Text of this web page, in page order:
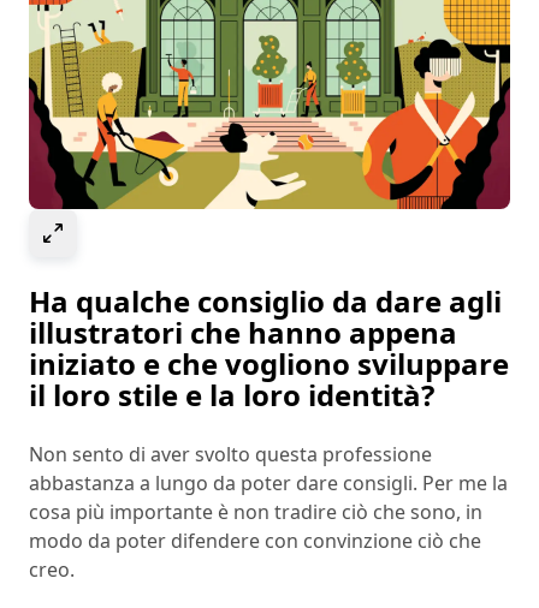
Ha qualche consiglio da dare agli
illustratori che hanno appena
iniziato e che vogliono sviluppare
il loro stile e la loro identità?
Non sento di aver svolto questa professione
abbastanza a lungo da poter dare consigli. Per me la
cosa più importante è non tradire ciò che sono, in
modo da poter difendere con convinzione ciò che
creo.